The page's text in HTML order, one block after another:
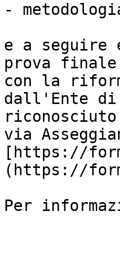
-
e a seguire
prova
con la
dall'Ente di
riconosciuto
via
[https://
(https://
Per